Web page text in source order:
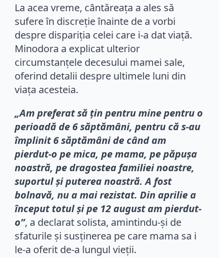
La acea vreme, cântăreața a ales să
sufere în discreție înainte de a vorbi
despre dispariția celei care i-a dat viață.
Minodora a explicat ulterior
circumstanțele decesului mamei sale,
oferind detalii despre ultimele luni din
viața acesteia.
„Am preferat să țin pentru mine pentru o
perioadă de 6 săptămâni, pentru că s-au
împlinit 6 săptămâni de când am
pierdut-o pe mica, pe mama, pe păpușa
noastră, pe dragostea familiei noastre,
suportul și puterea noastră. A fost
bolnavă, nu a mai rezistat. Din aprilie a
început totul și pe 12 august am pierdut-
o”, a declarat solista, amintindu-și de
sfaturile și susținerea pe care mama sa i
le-a oferit de-a lungul vieții.